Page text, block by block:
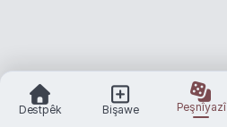
Destpêk Bişawe Peşnîyazî